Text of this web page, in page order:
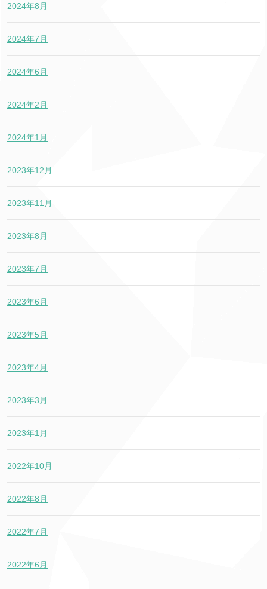
2024年8月
2024年7月
2024年6月
2024年2月
2024年1月
2023年12月
2023年11月
2023年8月
2023年7月
2023年6月
2023年5月
2023年4月
2023年3月
2023年1月
2022年10月
2022年8月
2022年7月
2022年6月